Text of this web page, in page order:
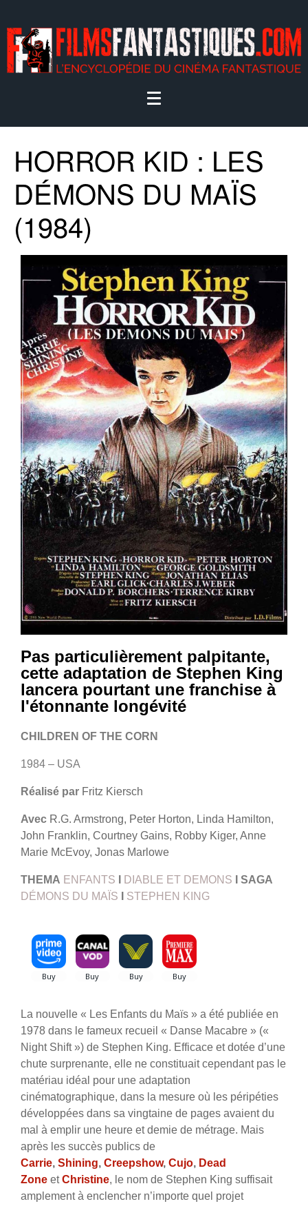
HORROR KID : LES
DÉMONS DU MAÏS
(1984)
Pas particulièrement palpitante,
cette adaptation de Stephen King
lancera pourtant une franchise à
l'étonnante longévité
CHILDREN OF THE CORN
1984 – USA
Réalisé par Fritz Kiersch
Avec R.G. Armstrong, Peter Horton, Linda Hamilton,
John Franklin, Courtney Gains, Robby Kiger, Anne
Marie McEvoy, Jonas Marlowe
THEMA ENFANTS DIABLE ET DEMONS
SAGA
DÉMONS DU MAÏS
STEPHEN KING
La nouvelle « Les Enfants du Maïs » a été publiée en
1978 dans le fameux recueil « Danse Macabre » («
Night Shift ») de Stephen King. Efficace et dotée d’une
chute surprenante, elle ne constituait cependant pas le
matériau idéal pour une adaptation
cinématographique, dans la mesure où les péripéties
développées dans sa vingtaine de pages avaient du
mal à emplir une heure et demie de métrage. Mais
après les succès publics de
Carrie, Shining, Creepshow, Cujo, Dead
Zone etChristine, le nom de Stephen King suffisait
amplement à enclencher n’importe quel projet